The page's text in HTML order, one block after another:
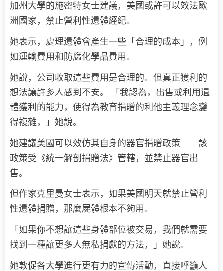
加州大學的施密特女士建議，美國或許可以效法歐
洲國家，禁止營利性遺體經紀。
她表示，處理遺體會產生一些「合理的成本」，例
如運輸費用和防腐化學品費用。
她說，公司收取這些費用是合理的。但真正獲利的
想法讓許多人感到不安。 「我認為，出售或利用遺
體獲利的能力，使得為教育捐贈的利他主義理念變
得複雜，」她說。
她建議美國可以效仿其自身的器官捐贈政策——該
政策受《統一解剖捐贈法》管轄，並禁止器官出
售。
但作家克里曼女士表示，如果美國明天就禁止營利
性遺體捐贈，那麼屍體根本不夠用。
「如果你不想讓這些身體部位被交易，我們就需要
找到一種讓更多人無私捐獻的方法，」她說。
她敦促各大學進行更有力的宣傳活動，直接呼籲人